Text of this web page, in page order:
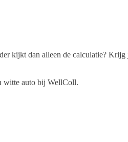
kijkt dan alleen de calculatie?